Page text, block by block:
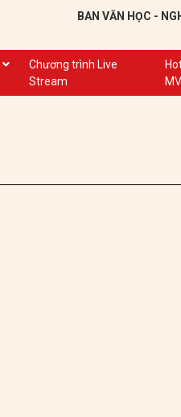
BAN VĂN HỌC -
Chương trình Live
Stream
MV